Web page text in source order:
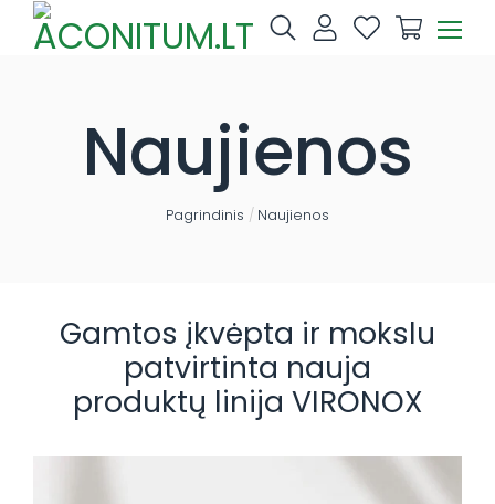
Naujienos
Pagrindinis / Naujienos
Gamtos įkvėpta ir mokslu
patvirtinta nauja
produktų linija VIRONOX